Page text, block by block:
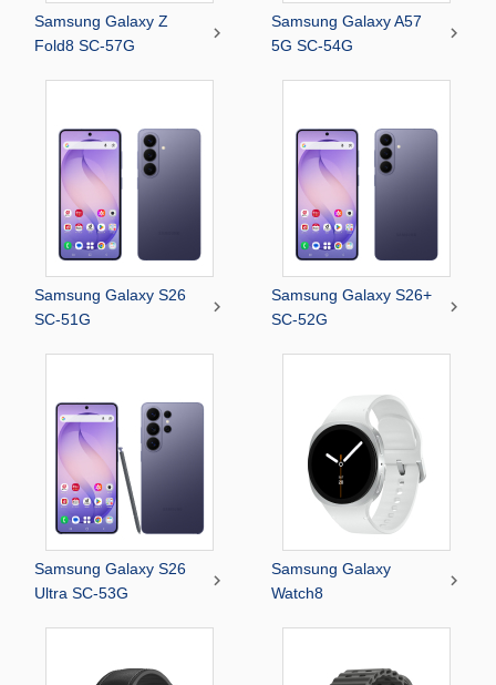
Samsung Galaxy Z
Fold8 SC-57G

Samsung Galaxy A57
5G SC-54G

Samsung Galaxy S26
SC-51G

Samsung Galaxy S26+
SC-52G

Samsung Galaxy S26
Ultra SC-53G

Samsung Galaxy
Watch8
